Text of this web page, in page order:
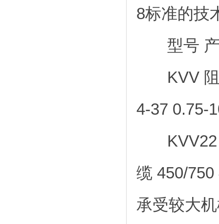
8标准的技
型号 产
KVV 阻
4-37 0.75-
KVV22
缆 450/
承受较大